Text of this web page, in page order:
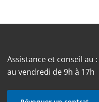
Assistance et conseil au :
au vendredi de 9h à 17h